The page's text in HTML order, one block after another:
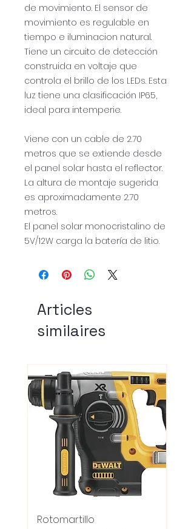
de movimiento. El sensor de
movimiento es regulable en
tiempo e iluminacion natural.
Tiene un circuito de detección
construida en voltaje que
controla el brillo de los LEDs. Esta
luz tiene una clasificación IP65,
ideal para intemperie.
Viene con un cable de 2.70
metros que se extiende desde
el panel solar hasta el reflector.
La altura de montaje sugerida
es aproximadamente 2.70
metros.
El panel solar monocristalino de
5V/12W carga la batería de litio.
Articles
similaires
Rotomartillo